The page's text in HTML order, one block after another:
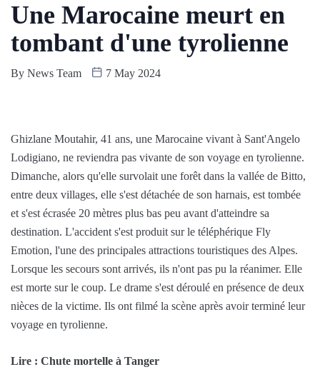
Une Marocaine meurt en
tombant d'une tyrolienne
By News Team 7 May 2024
Ghizlane Moutahir, 41 ans, une Marocaine vivant à Sant'Angelo
Lodigiano, ne reviendra pas vivante de son voyage en tyrolienne.
Dimanche, alors qu'elle survolait une forêt dans la vallée de Bitto,
entre deux villages, elle s'est détachée de son harnais, est tombée
et s'est écrasée 20 mètres plus bas peu avant d'atteindre sa
destination. L'accident s'est produit sur le téléphérique Fly
Emotion, l'une des principales attractions touristiques des Alpes.
Lorsque les secours sont arrivés, ils n'ont pas pu la réanimer. Elle
est morte sur le coup. Le drame s'est déroulé en présence de deux
nièces de la victime. Ils ont filmé la scène après avoir terminé leur
voyage en tyrolienne.
Lire : Chute mortelle à Tanger